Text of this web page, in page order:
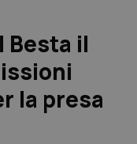
Besta il
la presa